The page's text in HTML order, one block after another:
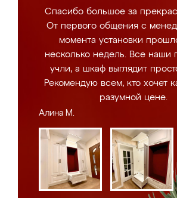
Спасибо большое за
От первого общения с
момента установки
несколько недель. Все наши
учли, а шкаф выглядит
Рекомендую всем, кто хочет
разумной цене.
Алина М.